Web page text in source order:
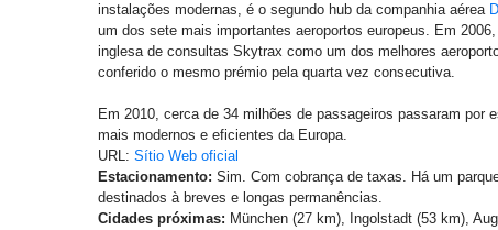
instalações modernas, é o segundo hub da companhia aérea
um dos sete mais importantes aeroportos europeus. Em
inglesa de consultas Skytrax como um dos melhores
conferido o mesmo prémio pela quarta vez consecutiva.
Em 2010, cerca de 34 milhões de passageiros passaram por
mais modernos e eficientes da Europa.
URL: Sítio Web oficial
Estacionamento: Sim. Com cobrança de taxas. Há um
destinados à breves e longas permanências.
Cidades próximas: München (27 km), Ingolstadt (53 km),